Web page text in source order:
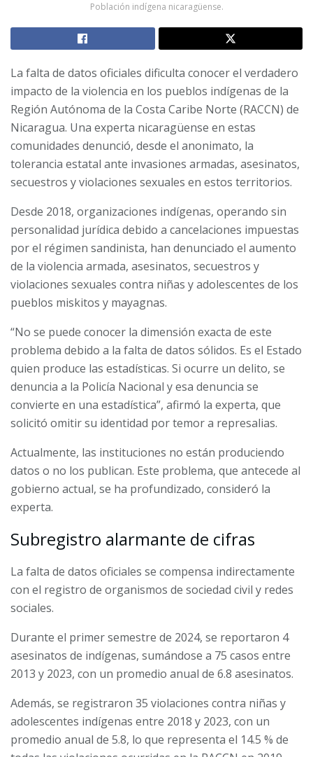
Población indígena nicaragüense.
La falta de datos oficiales dificulta conocer el verdadero
impacto de la violencia en los pueblos indígenas de la
Región Autónoma de la Costa Caribe Norte (RACCN) de
Nicaragua. Una experta nicaragüense en estas
comunidades denunció, desde el anonimato, la
tolerancia estatal ante invasiones armadas, asesinatos,
secuestros y violaciones sexuales en estos territorios.
Desde 2018, organizaciones indígenas, operando sin
personalidad jurídica debido a cancelaciones impuestas
por el régimen sandinista, han denunciado el aumento
de la violencia armada, asesinatos, secuestros y
violaciones sexuales contra niñas y adolescentes de los
pueblos miskitos y mayagnas.
“No se puede conocer la dimensión exacta de este
problema debido a la falta de datos sólidos. Es el Estado
quien produce las estadísticas. Si ocurre un delito, se
denuncia a la Policía Nacional y esa denuncia se
convierte en una estadística”, afirmó la experta, que
solicitó omitir su identidad por temor a represalias.
Actualmente, las instituciones no están produciendo
datos o no los publican. Este problema, que antecede al
gobierno actual, se ha profundizado, consideró la
experta.
Subregistro alarmante de cifras
La falta de datos oficiales se compensa indirectamente
con el registro de organismos de sociedad civil y redes
sociales.
Durante el primer semestre de 2024, se reportaron 4
asesinatos de indígenas, sumándose a 75 casos entre
2013 y 2023, con un promedio anual de 6.8 asesinatos.
Además, se registraron 35 violaciones contra niñas y
adolescentes indígenas entre 2018 y 2023, con un
promedio anual de 5.8, lo que representa el 14.5 % de